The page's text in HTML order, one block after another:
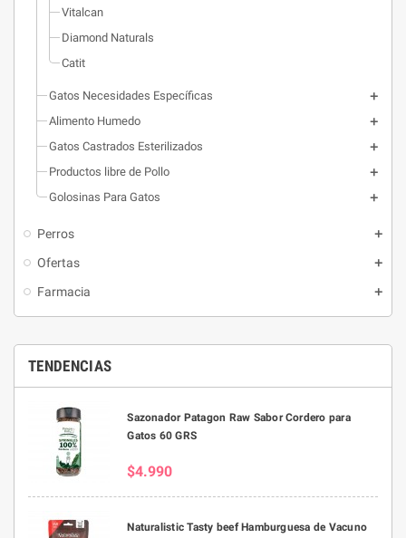
Vitalcan
Diamond Naturals
Catit
Gatos Necesidades Específicas
Alimento Humedo
Gatos Castrados Esterilizados
Productos libre de Pollo
Golosinas Para Gatos
Perros
Ofertas
Farmacia
TENDENCIAS
Sazonador Patagon Raw Sabor Cordero para
Gatos 60 GRS
$4.990
Naturalistic Tasty beef Hamburguesa de Vacuno